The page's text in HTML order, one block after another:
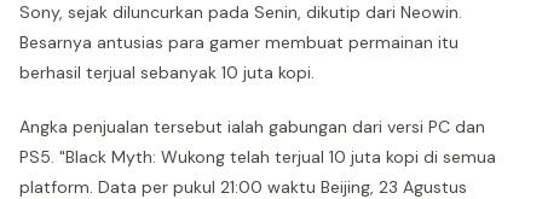
Sony, sejak diluncurkan pada Senin, dikutip dari Neowin.
Besarnya antusias para gamer membuat permainan itu
berhasil terjual sebanyak 10 juta kopi.
Angka penjualan tersebut ialah gabungan dari versi PC dan
PS5. "Black Myth: Wukong telah terjual 10 juta kopi di semua
platform. Data per pukul 21:00 waktu Beijing, 23 Agustus